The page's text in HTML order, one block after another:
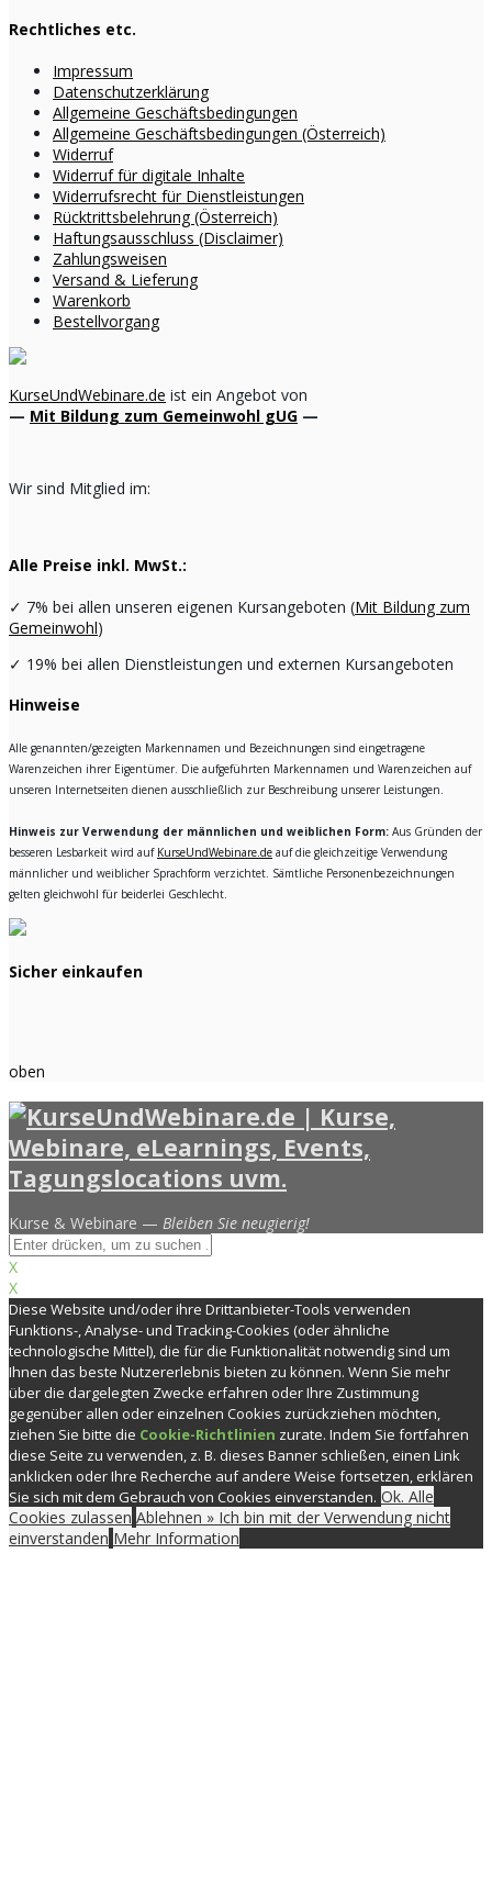
Rechtliches etc.
Impressum
Datenschutzerklärung
Allgemeine Geschäftsbedingungen
Allgemeine Geschäftsbedingungen (Österreich)
Widerruf
Widerruf für digitale Inhalte
Widerrufsrecht für Dienstleistungen
Rücktrittsbelehrung (Österreich)
Haftungsausschluss (Disclaimer)
Zahlungsweisen
Versand & Lieferung
Warenkorb
Bestellvorgang
KurseUndWebinare.de ist ein Angebot von
— Mit Bildung zum Gemeinwohl gUG —
Wir sind Mitglied im:
Alle Preise inkl. MwSt.:
✓ 7% bei allen unseren eigenen Kursangeboten (Mit Bildung zum
Gemeinwohl)
✓ 19% bei allen Dienstleistungen und externen Kursangeboten
Hinweise
Alle genannten/gezeigten Markennamen und Bezeichnungen sind eingetragene
Warenzeichen ihrer Eigentümer. Die aufgeführten Markennamen und Warenzeichen auf
unseren Internetseiten dienen ausschließlich zur Beschreibung unserer Leistungen.
Hinweis zur Verwendung der männlichen und weiblichen Form: Aus Gründen der
besseren Lesbarkeit wird auf KurseUndWebinare.de auf die gleichzeitige Verwendung
männlicher und weiblicher Sprachform verzichtet. Sämtliche Personenbezeichnungen
gelten gleichwohl für beiderlei Geschlecht.
Sicher einkaufen
oben
Kurse & Webinare — Bleiben Sie neugierig!
X
X
Diese Website und/oder ihre Drittanbieter-Tools verwenden
Funktions-, Analyse- und Tracking-Cookies (oder ähnliche
technologische Mittel), die für die Funktionalität notwendig sind um
Ihnen das beste Nutzererlebnis bieten zu können. Wenn Sie mehr
über die dargelegten Zwecke erfahren oder Ihre Zustimmung
gegenüber allen oder einzelnen Cookies zurückziehen möchten,
ziehen Sie bitte die Cookie-Richtlinien zurate. Indem Sie fortfahren
diese Seite zu verwenden, z. B. dieses Banner schließen, einen Link
anklicken oder Ihre Recherche auf andere Weise fortsetzen, erklären
Sie sich mit dem Gebrauch von Cookies einverstanden. Ok. Alle
Cookies zulassen Ablehnen » Ich bin mit der Verwendung nicht
einverstanden Mehr Information